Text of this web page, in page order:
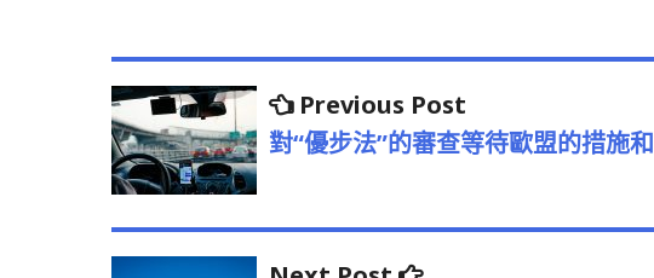
文
章
導
Previous Post
post:
對“優步法”的審查等待歐盟的措施
Next